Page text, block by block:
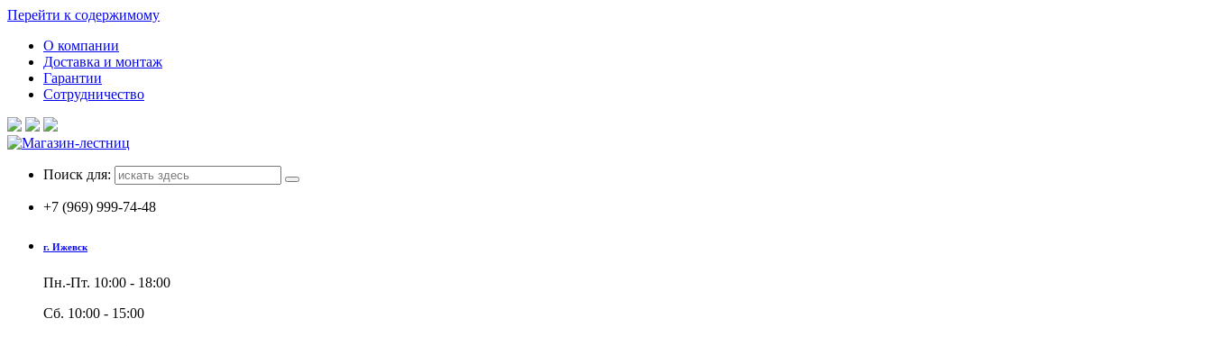
Перейти к содержимому
О компании
Доставка и монтаж
Гарантии
Сотрудничество
Поиск для:
+7 (969) 999-74-48
г. Ижевск
Пн.-Пт. 10:00 - 18:00
Сб. 10:00 - 15:00